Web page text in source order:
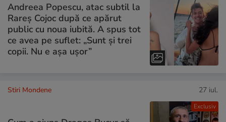
Andreea Popescu, atac subtil la
Rareș Cojoc după ce apărut
public cu noua iubită. A spus tot
ce avea pe suflet: „Sunt și trei
copii. Nu e așa ușor”
Exclusiv
Stiri Mondene 27 iul.